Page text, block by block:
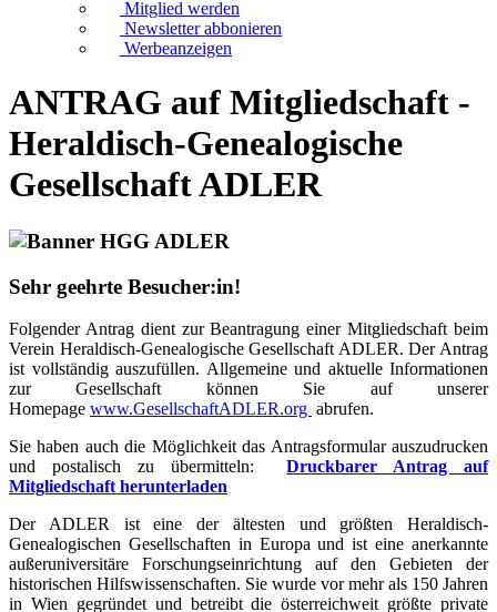
Mitglied werden
Newsletter abbonieren
Werbeanzeigen
ANTRAG auf Mitgliedschaft -
Heraldisch-Genealogische
Gesellschaft ADLER
Sehr geehrte Besucher:in!
Folgender Antrag dient zur Beantragung einer Mitgliedschaft beim
Verein Heraldisch-Genealogische Gesellschaft ADLER. Der Antrag
ist vollständig auszufüllen. Allgemeine und aktuelle Informationen
zur Gesellschaft können Sie auf unserer
Homepage www.GesellschaftADLER.org abrufen.
Sie haben auch die Möglichkeit das Antragsformular auszudrucken
und postalisch zu übermitteln:Druckbarer Antrag auf
Mitgliedschaft herunterladen
Der ADLER ist eine der ältesten und größten Heraldisch-
Genealogischen Gesellschaften in Europa und ist eine anerkannte
außeruniversitäre Forschungseinrichtung auf den Gebieten der
historischen Hilfswissenschaften. Sie wurde vor mehr als 150 Jahren
in Wien gegründet und betreibt die österreichweit größte private